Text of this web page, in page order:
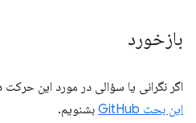
بازخورد
اگر نگرانی یا سؤالی در مورد این حرکت
این بحث GitHub
بشنویم.